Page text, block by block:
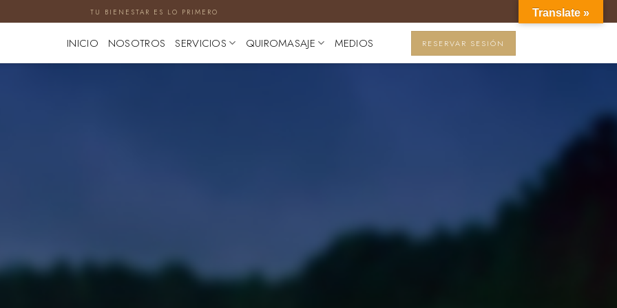
TU BIENESTAR ES LO PRIMERO
INICIO NOSOTROS SERVICIOS QUIROMASAJE MEDIOS RESERVAR SESIÓN
Translate »